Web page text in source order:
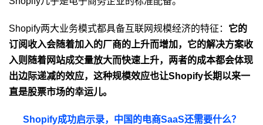
Shopify两大业务模式都具备互联网规模经济的特征： 它的
订阅收入会随着加入的厂商的上升而增加，它的解决方案收
入则随着网站成交量放大而快速上升，两者的成本都会体现
出边际递减的效应，这种规模效应也让Shopify长期以来一
直是股票市场的幸运儿。
Shopify成功启示录，中国的电商SaaS还需要什么？